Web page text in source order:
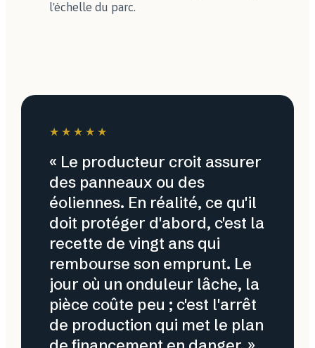
l'échelle du parc.
★★★★★
« Le producteur croit assurer
des panneaux ou des
éoliennes. En réalité, ce qu'il
doit protéger d'abord, c'est la
recette de vingt ans qui
rembourse son emprunt. Le
jour où un onduleur lâche, la
pièce coûte peu ; c'est l'arrêt
de production qui met le plan